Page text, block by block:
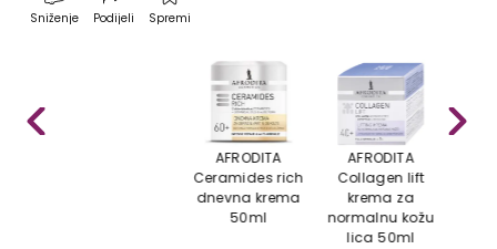
Sniženje Podijeli Spremi
AFRODITA
Ceramides rich
dnevna krema
50ml
AFRODITA
Collagen lift
krema za
normalnu kožu
lica 50ml